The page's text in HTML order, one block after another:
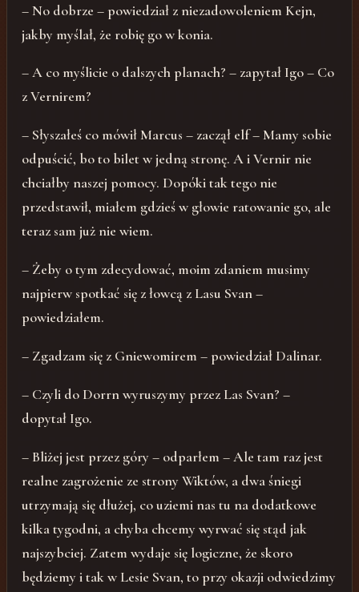
– No dobrze – powiedział z niezadowoleniem Kejn,
jakby myślał, że robię go w konia.
– A co myślicie o dalszych planach? – zapytał Igo – Co
z Vernirem?
– Słyszałeś co mówił Marcus – zaczął elf – Mamy sobie
odpuścić, bo to bilet w jedną stronę. A i Vernir nie
chciałby naszej pomocy. Dopóki tak tego nie
przedstawił, miałem gdzieś w głowie ratowanie go, ale
teraz sam już nie wiem.
– Żeby o tym zdecydować, moim zdaniem musimy
najpierw spotkać się z łowcą z Lasu Svan –
powiedziałem.
– Zgadzam się z Gniewomirem – powiedział Dalinar.
– Czyli do Dorrn wyruszymy przez Las Svan? –
dopytał Igo.
– Bliżej jest przez góry – odparłem – Ale tam raz jest
realne zagrożenie ze strony Wiktów, a dwa śniegi
utrzymają się dłużej, co uziemi nas tu na dodatkowe
kilka tygodni, a chyba chcemy wyrwać się stąd jak
najszybciej. Zatem wydaje się logiczne, że skoro
będziemy i tak w Lesie Svan, to przy okazji odwiedzimy